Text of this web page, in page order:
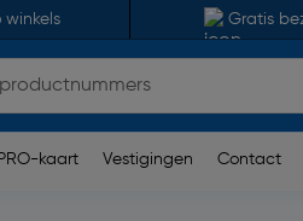
winkels Gratis
PRO-kaart Vestigingen Contact